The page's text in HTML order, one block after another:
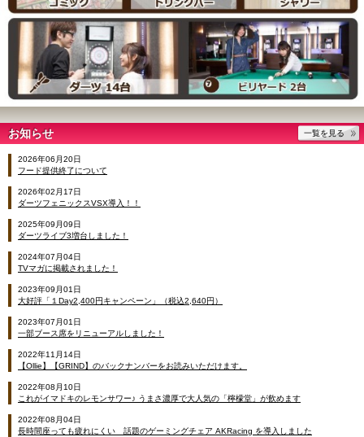
お知らせ 一覧を見る
2026年06月20日
フード提供終了について
2026年02月17日
ダーツフェニックスVSX導入！！
2025年09月09日
ダーツライブ3増台しました！
2024年07月04日
TVマガに掲載されました！
2023年09月01日
大好評「１Day2,400円キャンペーン」（税込2,640円）
2023年07月01日
一部ブース席をリニューアルしました！
2022年11月14日
【Ollie】【GRIND】のバックナンバーをお読みいただけます。
2022年08月10日
これがイマドキのレモンサワー♪ うまさ濃厚で大人気の「檸檬堂」が飲めます
2022年08月04日
長時間座っても疲れにくい 話題のゲーミングチェア AKRacing を導入しました